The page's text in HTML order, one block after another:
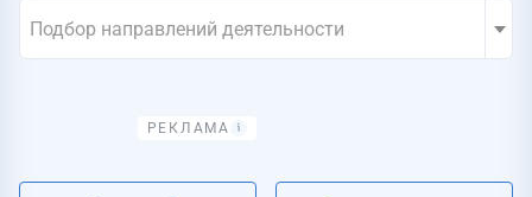
Подбор направлений деятельности